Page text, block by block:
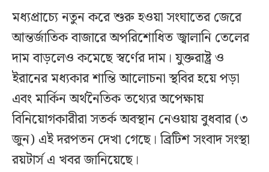
মধ্যপ্রাচ্যে নতুন করে শুরু হওয়া সংঘাতের জেরে
আন্তর্জাতিক বাজারে অপরিশোধিত জ্বালানি তেলের
দাম বাড়লেও কমেছে স্বর্ণের দাম। যুক্তরাষ্ট্র ও
ইরানের মধ্যকার শান্তি আলোচনা স্থবির হয়ে পড়া
এবং মার্কিন অর্থনৈতিক তথ্যের অপেক্ষায়
বিনিয়োগকারীরা সতর্ক অবস্থান নেওয়ায় বুধবার (৩
জুন) এই দরপতন দেখা গেছে। ব্রিটিশ সংবাদ সংস্থা
রয়টার্স এ খবর জানিয়েছে।